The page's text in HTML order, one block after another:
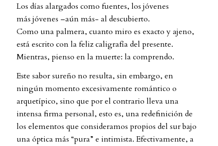
Los días alargados como fuentes, los jóvenes
más jóvenes –aún más- al descubierto.
Como una palmera, cuanto miro es exacto y ajeno,
está escrito con la feliz caligrafía del presente.
Mientras, pienso en la muerte: la comprendo.
Este sabor sureño no resulta, sin embargo, en
ningún momento excesivamente romántico o
arquetípico, sino que por el contrario lleva una
intensa firma personal, esto es, una redefinición de
los elementos que consideramos propios del sur bajo
una óptica más “pura” e intimista. Efectivamente, a